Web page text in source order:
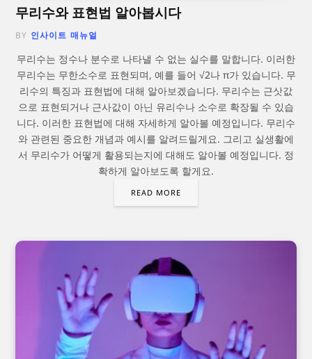
무리수와 표현법 알아봅시다
BY 인사이트 매뉴얼
무리수는 정수나 분수로 나타낼 수 없는 실수를 말합니다. 이러한
무리수는 무한소수로 표현되며, 예를 들어 √2나 π가 있습니다. 무
리수의 특징과 표현법에 대해 알아보겠습니다. 무리수는 근삿값
으로 표현되거나 근사값이 아닌 유리수나 소수로 확장될 수 있습
니다. 이러한 표현법에 대해 자세하게 알아볼 예정입니다. 무리수
와 관련된 중요한 개념과 예시를 알려드릴게요. 그리고 실생활에
서 무리수가 어떻게 활용되는지에 대해도 알아볼 예정입니다. 정
확하게 알아보도록 할게요.
READ MORE